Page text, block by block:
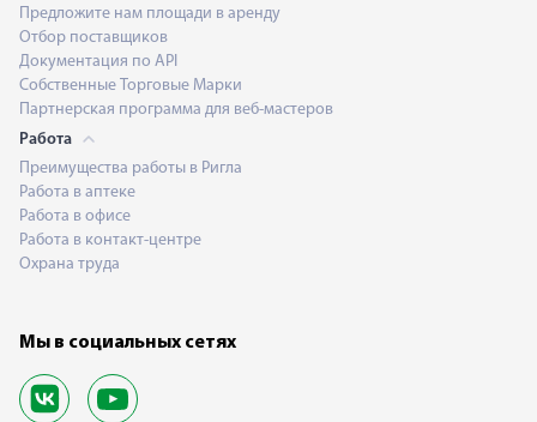
Предложите нам площади в аренду
Отбор поставщиков
Документация по API
Собственные Торговые Марки
Партнерская программа для веб-мастеров
Работа
Преимущества работы в Ригла
Работа в аптеке
Работа в офисе
Работа в контакт-центре
Охрана труда
Мы в социальных сетях